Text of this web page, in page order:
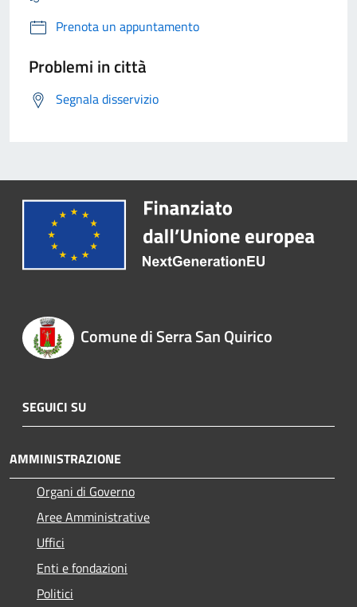
Prenota un appuntamento
Problemi in città
Segnala disservizio
Comune di Serra San Quirico
SEGUICI SU
AMMINISTRAZIONE
Organi di Governo
Aree Amministrative
Uffici
Enti e fondazioni
Politici